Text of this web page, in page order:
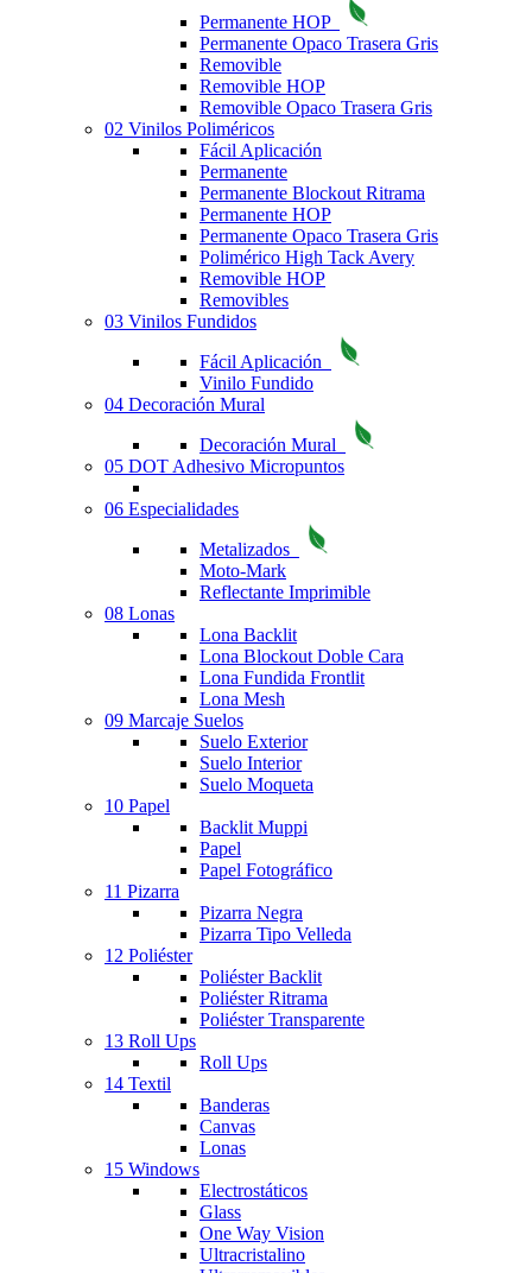
Permanente HOP
Permanente Opaco Trasera Gris
Removible
Removible HOP
Removible Opaco Trasera Gris
02 Vinilos Poliméricos
Fácil Aplicación
Permanente
Permanente Blockout Ritrama
Permanente HOP
Permanente Opaco Trasera Gris
Polimérico High Tack Avery
Removible HOP
Removibles
03 Vinilos Fundidos
Fácil Aplicación
Vinilo Fundido
04 Decoración Mural
Decoración Mural
05 DOT Adhesivo Micropuntos
06 Especialidades
Metalizados
Moto-Mark
Reflectante Imprimible
08 Lonas
Lona Backlit
Lona Blockout Doble Cara
Lona Fundida Frontlit
Lona Mesh
09 Marcaje Suelos
Suelo Exterior
Suelo Interior
Suelo Moqueta
10 Papel
Backlit Muppi
Papel
Papel Fotográfico
11 Pizarra
Pizarra Negra
Pizarra Tipo Velleda
12 Poliéster
Poliéster Backlit
Poliéster Ritrama
Poliéster Transparente
13 Roll Ups
Roll Ups
14 Textil
Banderas
Canvas
Lonas
15 Windows
Electrostáticos
Glass
One Way Vision
Ultracristalino